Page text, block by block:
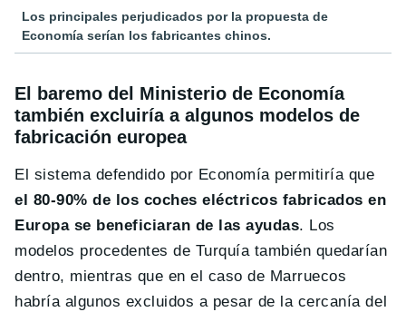
Los principales perjudicados por la propuesta de
Economía serían los fabricantes chinos.
El baremo del Ministerio de Economía
también excluiría a algunos modelos de
fabricación europea
El sistema defendido por Economía permitiría que
el 80-90% de los coches eléctricos fabricados en
Europa se beneficiaran de las ayudas. Los
modelos procedentes de Turquía también quedarían
dentro, mientras que en el caso de Marruecos
habría algunos excluidos a pesar de la cercanía del